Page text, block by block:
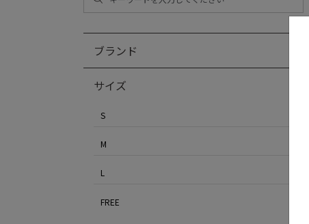
ブランド
サイズ
S
M
L
FREE